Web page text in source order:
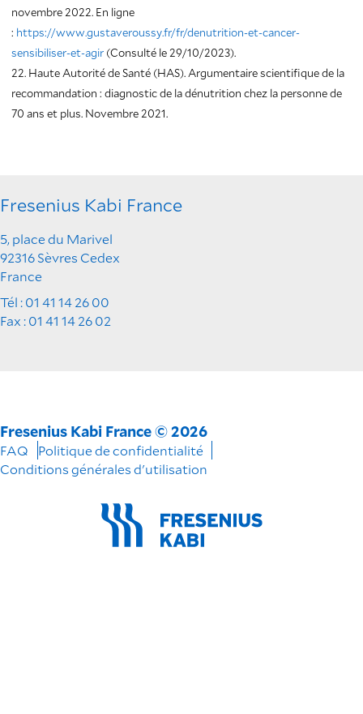
novembre 2022. En ligne
: https://www.gustaveroussy.fr/fr/denutrition-et-cancer-
sensibiliser-et-agir (Consulté le 29/10/2023).
22. Haute Autorité de Santé (HAS). Argumentaire scientifique de la
recommandation : diagnostic de la dénutrition chez la personne de
70 ans et plus. Novembre 2021.
Fresenius Kabi France
5, place du Marivel
92316 Sèvres Cedex
France
Tél : 01 41 14 26 00
Fax : 01 41 14 26 02
Fresenius Kabi France © 2026
FAQ
Politique de confidentialité
Conditions générales d'utilisation